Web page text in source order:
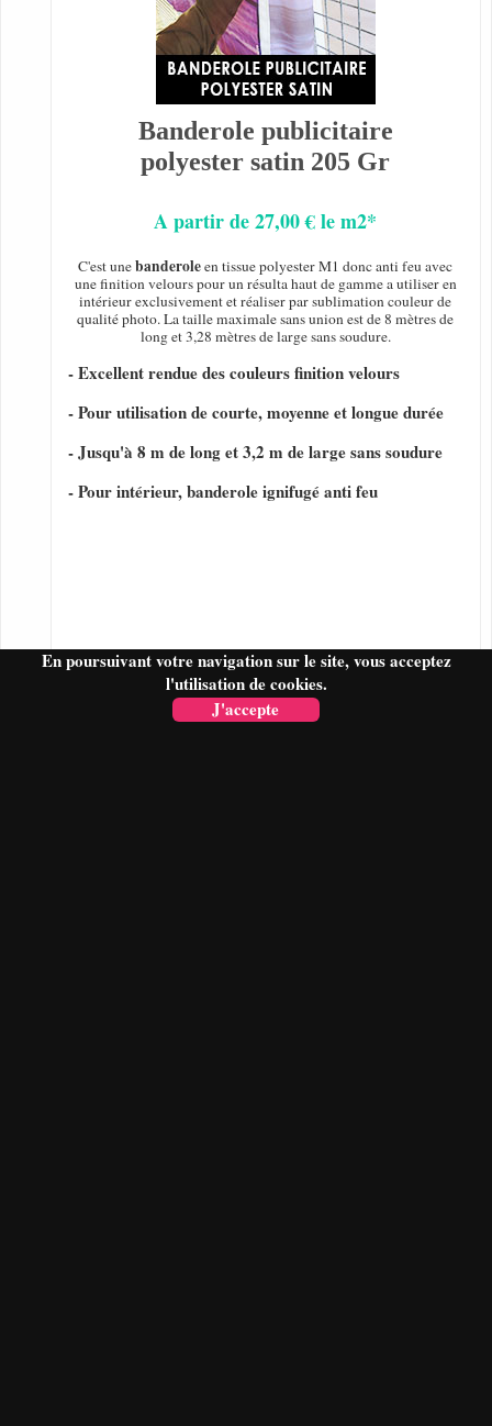
En poursuivant votre navigation sur le site, vous acceptez
l'utilisation de cookies.
J'accepte
Banderole publicitaire
polyester satin 205 Gr
A partir de 27,00 € le m2*
C'est unebanderoleen tissue polyester M1 donc anti feu avec
une finition velours pour un résulta haut de gamme a utiliser en
intérieur exclusivement et réaliser par sublimation couleur de
qualité photo. La taille maximale sans union est de 8 mètres de
long et 3,28 mètres de large sans soudure.
- Excellent rendue des couleurs finition velours
- Pour utilisation de courte, moyenne et longue durée
- Jusqu'à 8 m de long et 3,2 m de large sans soudure
- Pour intérieur, banderole ignifugé anti feu